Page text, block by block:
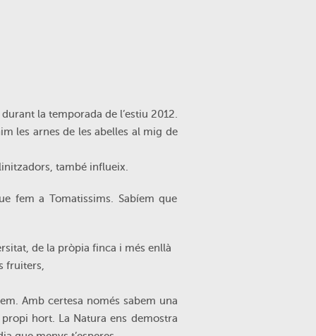
la temporada de l’estiu 2012.
les arnes de les abelles al mig de
també influeix.
fem a Tomatissims. Sabíem que
de la pròpia finca i més enllà
fruiters,
Amb certesa només sabem una
hort. La Natura ens demostra